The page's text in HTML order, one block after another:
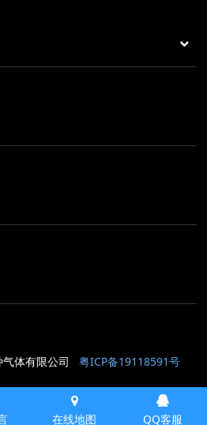
体有限公司 粤ICP备19118591号
在线地图 QQ客服